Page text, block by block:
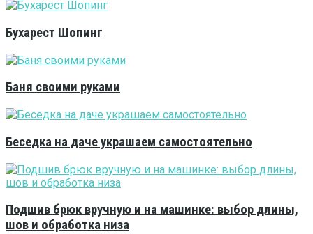
Бухарест Шопинг
Баня своими руками
Беседка на даче украшаем самостоятельно
Подшив брюк вручную и на машинке: выбор длины,
шов и обработка низа